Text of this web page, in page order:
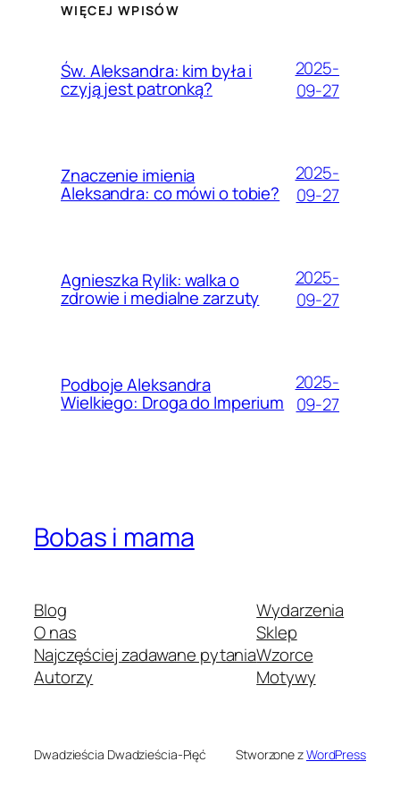
WIĘCEJ WPISÓW
Św. Aleksandra: kim była i
czyją jest patronką?
2025-
09-27
Znaczenie imienia
Aleksandra: co mówi o tobie?
2025-
09-27
Agnieszka Rylik: walka o
zdrowie i medialne zarzuty
2025-
09-27
Podboje Aleksandra
Wielkiego: Droga do Imperium
2025-
09-27
Bobas i mama
Blog
O nas
Najczęściej zadawane pytania
Autorzy
Wydarzenia
Sklep
Wzorce
Motywy
Dwadzieścia Dwadzieścia-Pięć Stworzone zWordPress